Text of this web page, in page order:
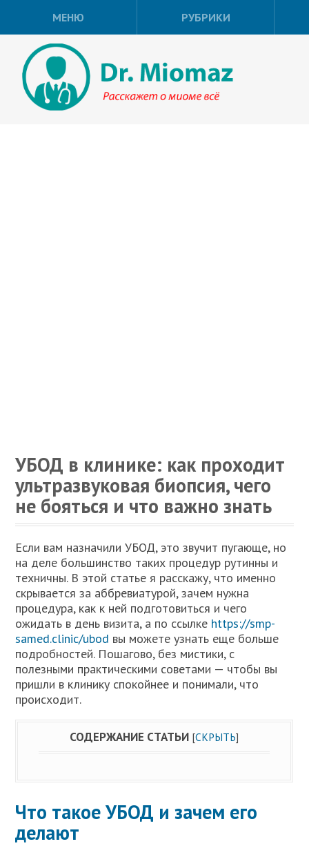
МЕНЮ РУБРИКИ
УБОД в клинике: как проходит
ультразвуковая биопсия, чего
не бояться и что важно знать
Если вам назначили УБОД, это звучит пугающе, но
на деле большинство таких процедур рутинны и
техничны. В этой статье я расскажу, что именно
скрывается за аббревиатурой, зачем нужна
процедура, как к ней подготовиться и чего
ожидать в день визита, а по ссылке https://smp-
samed.clinic/ubod вы можете узнать еще больше
подробностей. Пошагово, без мистики, с
полезными практическими советами — чтобы вы
пришли в клинику спокойнее и понимали, что
происходит.
СОДЕРЖАНИЕ СТАТЬИ [СКРЫТЬ]
Что такое УБОД и зачем его
делают